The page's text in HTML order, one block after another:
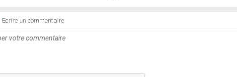
Ecrire un commentaire